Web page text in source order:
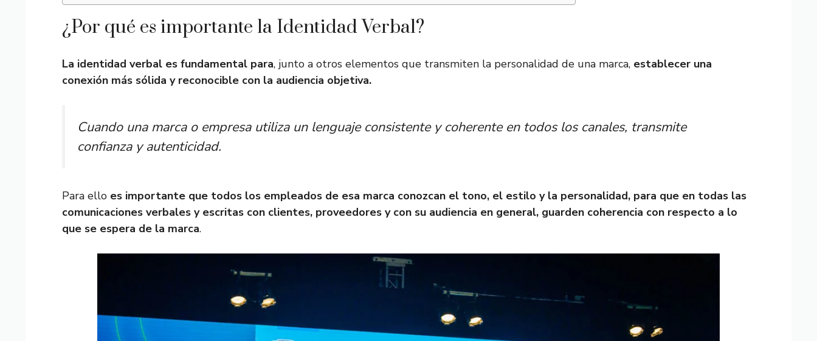
¿Por qué es importante la Identidad Verbal?
La identidad verbal es fundamental para, junto a otros elementos que transmiten la personalidad de una marca, establecer una
conexión más sólida y reconocible con la audiencia objetiva.
Cuando una marca o empresa utiliza un lenguaje consistente y coherente en todos los canales, transmite
confianza y autenticidad.
Para ello es importante que todos los empleados de esa marca conozcan el tono, el estilo y la personalidad, para que en todas las
comunicaciones verbales y escritas con clientes, proveedores y con su audiencia en general, guarden coherencia con respecto a lo
que se espera de la marca.